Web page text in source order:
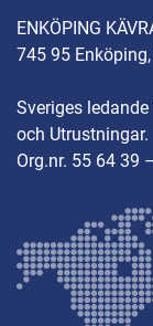
ENKÖPING
745 95
Sveriges
och Utrustningar.
Org.nr. 55 64 39